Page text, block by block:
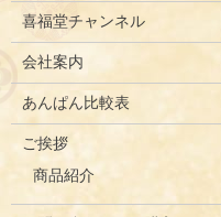
喜福堂チャンネル
会社案内
あんぱん比較表
ご挨拶
商品紹介